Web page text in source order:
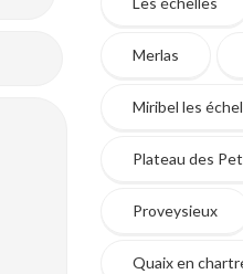
Merlas
Miribel les
Plateau des
Proveysieux
Quaix en